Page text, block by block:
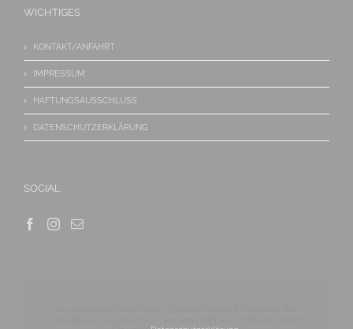
WICHTIGES
KONTAKT/ANFAHRT
IMPRESSUM
HAFTUNGSAUSSCHLUSS
DATENSCHUTZERKLÄRUNG
SOCIAL